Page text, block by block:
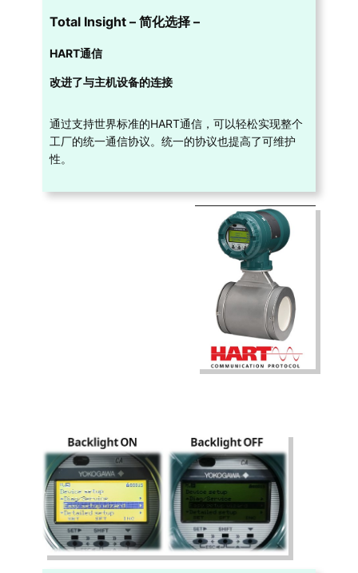
Total Insight – 简化选择 –
HART通信
改进了与主机设备的连接
通过支持世界标准的HART通信，可以轻松实现整个
工厂的统一通信协议。统一的协议也提高了可维护
性。